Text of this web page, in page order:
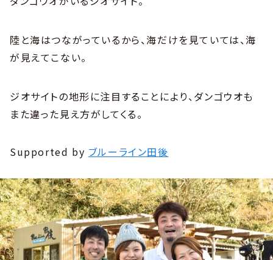
陸と海はつながっているから、海だけを見ていては、海
が見えてこない。
ジオサイトの地形に注目することにより、ダンゴウオも
また違った見え方がしてくる。
Supported by ブルーライン田後